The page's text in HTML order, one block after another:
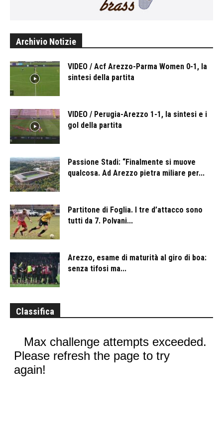
Archivio Notizie
VIDEO / Acf Arezzo-Parma Women 0-1, la
sintesi della partita
VIDEO / Perugia-Arezzo 1-1, la sintesi e i
gol della partita
Passione Stadi: “Finalmente si muove
qualcosa. Ad Arezzo pietra miliare per...
Partitone di Foglia. I tre d’attacco sono
tutti da 7. Polvani...
Arezzo, esame di maturità al giro di boa:
senza tifosi ma...
Classifica